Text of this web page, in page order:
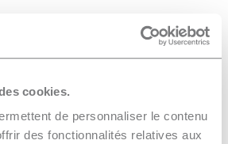
cookies.
de personnaliser le contenu
des fonctionnalités relatives aux